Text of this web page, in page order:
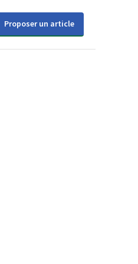
Proposer un article